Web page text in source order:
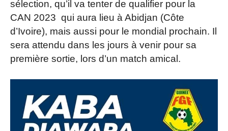
sélection, qu’il va tenter de qualifier pour la
CAN 2023 qui aura lieu à Abidjan (Côte
d’Ivoire), mais aussi pour le mondial prochain. Il
sera attendu dans les jours à venir pour sa
première sortie, lors d’un match amical.